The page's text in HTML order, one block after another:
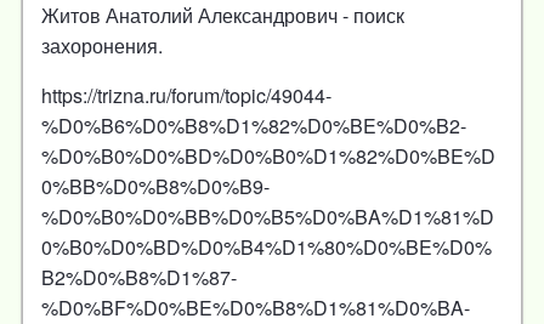
Житов Анатолий Александрович - поиск
захоронения.
https://trizna.ru/forum/topic/49044-
%D0%B6%D0%B8%D1%82%D0%BE%D0%B2-
%D0%B0%D0%BD%D0%B0%D1%82%D0%BE%D
0%BB%D0%B8%D0%B9-
%D0%B0%D0%BB%D0%B5%D0%BA%D1%81%D
0%B0%D0%BD%D0%B4%D1%80%D0%BE%D0%
B2%D0%B8%D1%87-
%D0%BF%D0%BE%D0%B8%D1%81%D0%BA-